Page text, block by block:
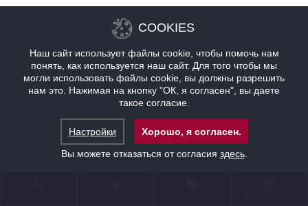
COOKIES
Наш сайт использует файлы cookie, чтобы помочь нам
понять, как используется наш сайт. Для того чтобы мы
могли использовать файлы cookie, вы должны разрешить
нам это. Нажимая на кнопку "ОК, я согласен", вы даете
такое согласие.
Настройки
Хорошо, я согласен.
Вы можете отказаться от согласия здесь.